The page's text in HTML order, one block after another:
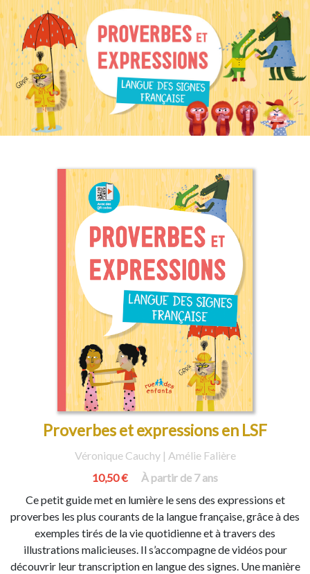
Proverbes et expressions en LSF
Véronique Cauchy | Amélie Falière
10,50 €
À partir de 7 ans
Ce petit guide met en lumière le sens des expressions et
proverbes les plus courants de la langue française, grâce à des
exemples tirés de la vie quotidienne et à travers des
illustrations malicieuses. Il s’accompagne de vidéos pour
découvrir leur transcription en langue des signes. Une manière